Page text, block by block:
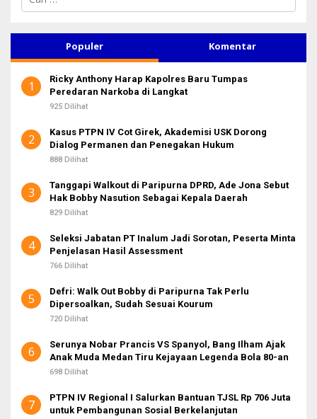
i
n
u
k
Populer Komentar
1
Ricky Anthony Harap Kapolres Baru Tumpas
Peredaran Narkoba di Langkat
925 Dilihat
2
Kasus PTPN IV Cot Girek, Akademisi USK Dorong
Dialog Permanen dan Penegakan Hukum
888 Dilihat
3
Tanggapi Walkout di Paripurna DPRD, Ade Jona Sebut
Hak Bobby Nasution Sebagai Kepala Daerah
829 Dilihat
4
Seleksi Jabatan PT Inalum Jadi Sorotan, Peserta Minta
Penjelasan Hasil Assessment
766 Dilihat
5
Defri: Walk Out Bobby di Paripurna Tak Perlu
Dipersoalkan, Sudah Sesuai Kourum
720 Dilihat
6
Serunya Nobar Prancis VS Spanyol, Bang Ilham Ajak
Anak Muda Medan Tiru Kejayaan Legenda Bola 80-an
698 Dilihat
7
PTPN IV Regional I Salurkan Bantuan TJSL Rp 706 Juta
untuk Pembangunan Sosial Berkelanjutan